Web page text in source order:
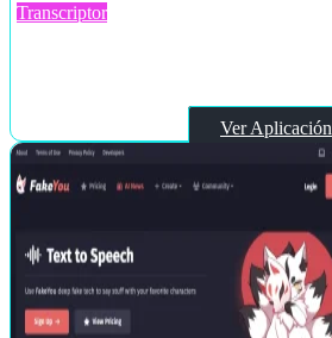
Transcriptor
Ver Aplicación